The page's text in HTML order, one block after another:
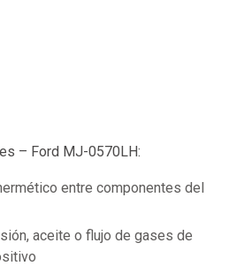
– Ford MJ-0570LH:
entre componentes del
aceite o flujo de gases de